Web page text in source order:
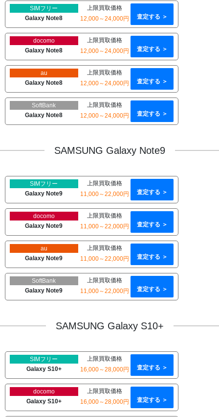
SIMフリー
Galaxy Note8
上限買取価格
12,000～24,000円
査定する ＞
docomo
Galaxy Note8
上限買取価格
12,000～24,000円
査定する ＞
au
Galaxy Note8
上限買取価格
12,000～24,000円
査定する ＞
SoftBank
Galaxy Note8
上限買取価格
12,000～24,000円
査定する ＞
SAMSUNG Galaxy Note9
SIMフリー
Galaxy Note9
上限買取価格
11,000～22,000円
査定する ＞
docomo
Galaxy Note9
上限買取価格
11,000～22,000円
査定する ＞
au
Galaxy Note9
上限買取価格
11,000～22,000円
査定する ＞
SoftBank
Galaxy Note9
上限買取価格
11,000～22,000円
査定する ＞
SAMSUNG Galaxy S10+
SIMフリー
Galaxy S10+
上限買取価格
16,000～28,000円
査定する ＞
docomo
Galaxy S10+
上限買取価格
16,000～28,000円
査定する ＞